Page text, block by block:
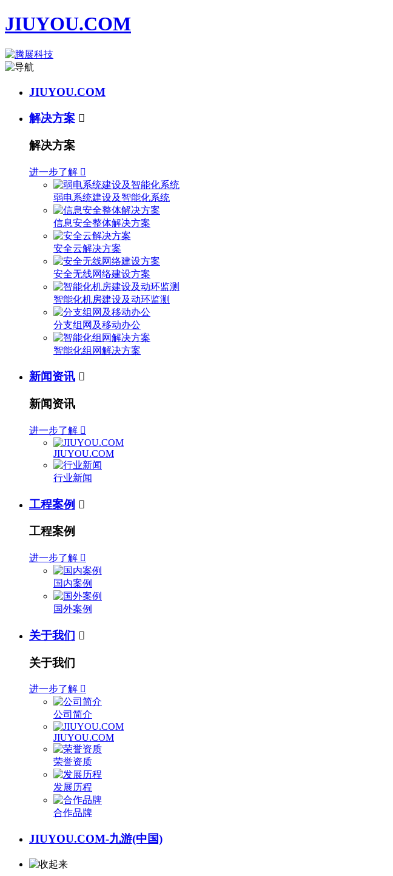
JIUYOU.COM
JIUYOU.COM
解决方案 
解决方案
进一步了解 
弱电系统建设及智能化系统
信息安全整体解决方案
安全云解决方案
安全无线网络建设方案
智能化机房建设及动环监测
分支组网及移动办公
智能化组网解决方案
新闻资讯 
新闻资讯
进一步了解 
JIUYOU.COM
行业新闻
工程案例 
工程案例
进一步了解 
国内案例
国外案例
关于我们 
关于我们
进一步了解 
公司简介
JIUYOU.COM
荣誉资质
发展历程
合作品牌
JIUYOU.COM-九游(中国)